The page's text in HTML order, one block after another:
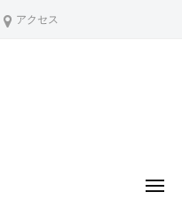
アクセス
メ